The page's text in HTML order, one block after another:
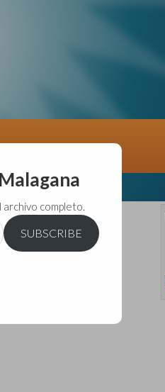
completo.
SUBSCRIBE